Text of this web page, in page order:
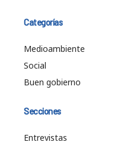
Categorías
Medioambiente
Social
Buen gobierno
Secciones
Entrevistas